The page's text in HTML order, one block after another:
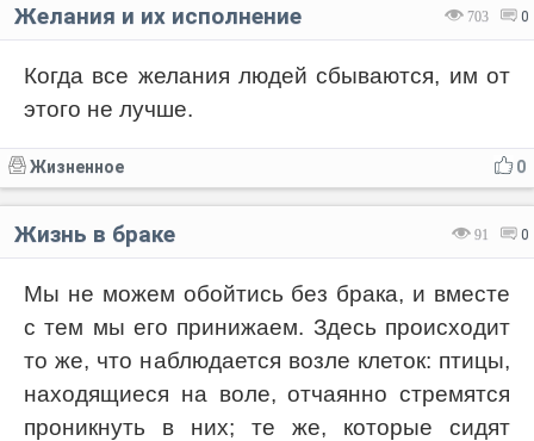
703 0
Желания и их исполнение
Когда все желания людей сбываются, им от
этого не лучше.
0
Жизненное
91 0
Жизнь в браке
Мы не можем обойтись без брака, и вместе
с тем мы его принижаем. Здесь происходит
то же, что наблюдается возле клеток: птицы,
находящиеся на воле, отчаянно стремятся
проникнуть в них; те же, которые сидят